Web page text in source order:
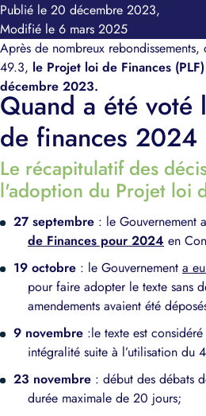
Publié le 20 décembre 2023,
Modifié le 6 mars 2025
Après de nombreux
49.3, le Projet loi de Finances
décembre 2023.
Quand a été
de finances
Le récapitulatif des
l'adoption du Projet loi
27 septembre : le Gouvernement
de Finances pour 2024 en
19 octobre : le Gouvernement a
pour faire adopter le texte sans
amendements avaient été
9 novembre :le texte est
intégralité suite à l’utilisation du
23 novembre : début des débats
durée maximale de 20 jours;